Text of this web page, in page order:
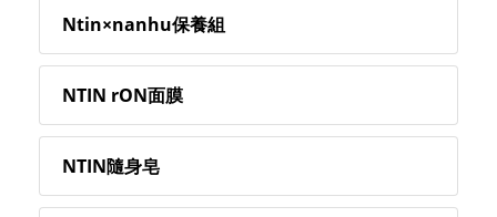
Ntin×nanhu保養組
NTIN rON面膜
NTIN隨身皂